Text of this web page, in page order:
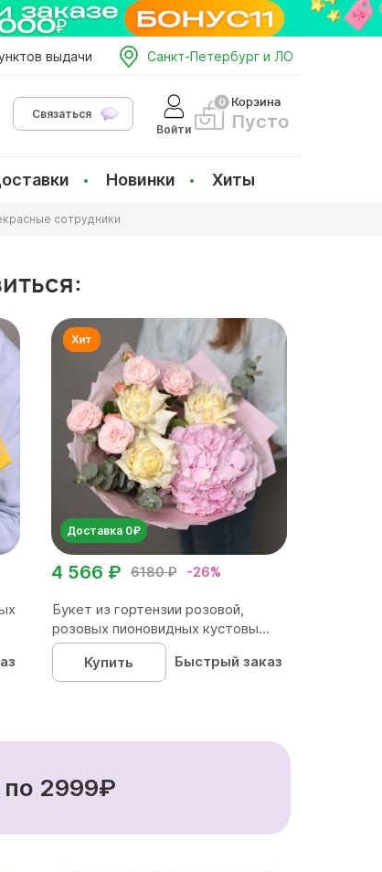
выдачи Санкт-Петербург и ЛО
Связаться
Войти
Корзина
Пусто
Новинки Хиты
сотрудники
Доставка 0₽
6180 ₽ -26%
4 566 ₽
Букет из гортензии розовой,
розовых пионовидных кустовы...
Купить
Быстрый заказ
по 2999₽